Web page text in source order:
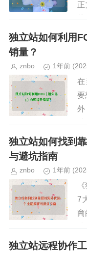
正
营
（
独立站如何利用
销量？
znbo 1年前
在
要
外
消
独立站如何找到
与避坑指南
znbo 1年前
7
商
选
独立站远程协作